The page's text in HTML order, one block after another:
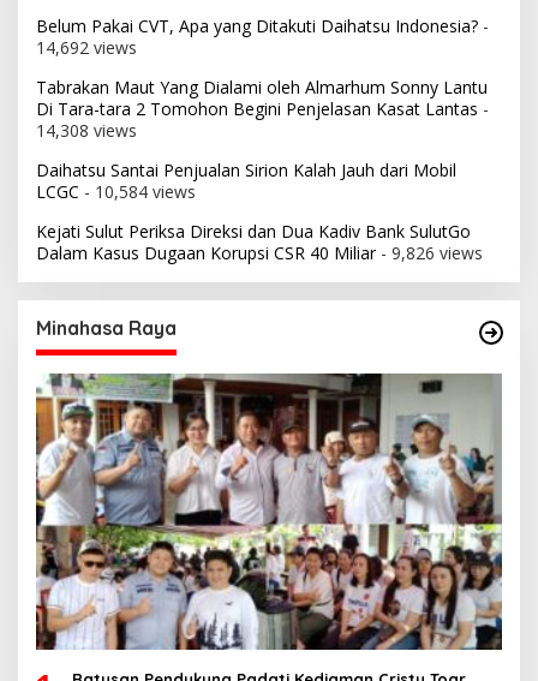
Belum Pakai CVT, Apa yang Ditakuti Daihatsu Indonesia? -
14,692 views
Tabrakan Maut Yang Dialami oleh Almarhum Sonny Lantu
Di Tara-tara 2 Tomohon Begini Penjelasan Kasat Lantas -
14,308 views
Daihatsu Santai Penjualan Sirion Kalah Jauh dari Mobil
LCGC - 10,584 views
Kejati Sulut Periksa Direksi dan Dua Kadiv Bank SulutGo
Dalam Kasus Dugaan Korupsi CSR 40 Miliar- 9,826 views
Minahasa Raya